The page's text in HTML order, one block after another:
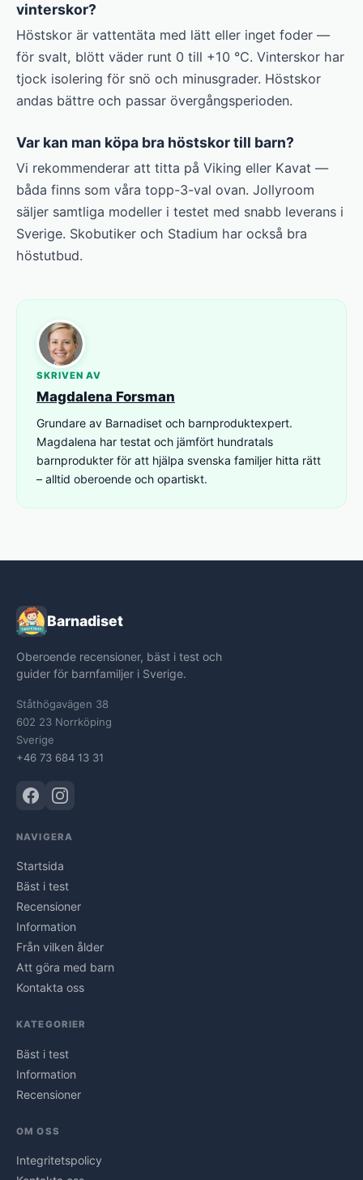
vinterskor?
Höstskor är vattentäta med lätt eller inget foder —
för svalt, blött väder runt 0 till +10 °C. Vinterskor har
tjock isolering för snö och minusgrader. Höstskor
andas bättre och passar övergångsperioden.
Var kan man köpa bra höstskor till barn?
Vi rekommenderar att titta på Viking eller Kavat —
båda finns som våra topp-3-val ovan. Jollyroom
säljer samtliga modeller i testet med snabb leverans i
Sverige. Skobutiker och Stadium har också bra
höstutbud.
SKRIVEN AV
Magdalena Forsman
Grundare av Barnadiset och barnproduktexpert.
Magdalena har testat och jämfört hundratals
barnprodukter för att hjälpa svenska familjer hitta rätt
– alltid oberoende och opartiskt.
Barnadiset
Oberoende recensioner, bäst i test och
guider för barnfamiljer i Sverige.
Ståthögavägen 38
602 23 Norrköping
Sverige
+46 73 684 13 31
NAVIGERA
Startsida
Bäst i test
Recensioner
Information
Från vilken ålder
Att göra med barn
Kontakta oss
KATEGORIER
Bäst i test
Information
Recensioner
OM OSS
Integritetspolicy